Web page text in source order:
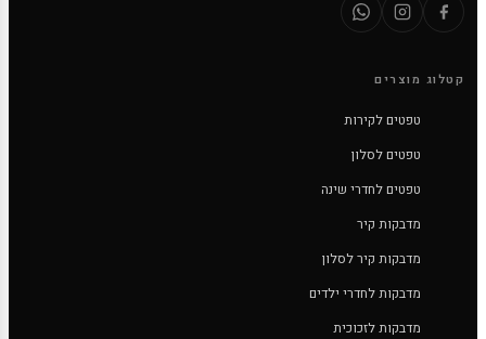
קטלוג מוצרים
טפטים לקירות
טפטים לסלון
טפטים לחדרי שינה
מדבקות קיר
מדבקות קיר לסלון
מדבקות לחדרי ילדים
מדבקות לזכוכית